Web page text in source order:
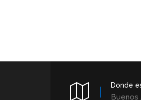
Donde
Buenos